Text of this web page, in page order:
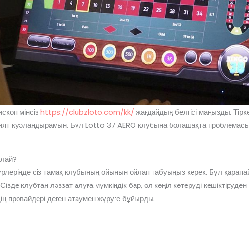
мінсізhttps://clubzloto.com/kk/ жағдайдың белгісі маңызды.
куәландырамын. Бұл Lotto 37 AERO клубына болашақта проблемасыз
сіз тамақ клубының ойынын ойлап табуыңыз керек. Бұл
клубтан ләззат алуға мүмкіндік бар, ол көңіл көтеруді
провайдері деген атаумен жүруге бұйырды.